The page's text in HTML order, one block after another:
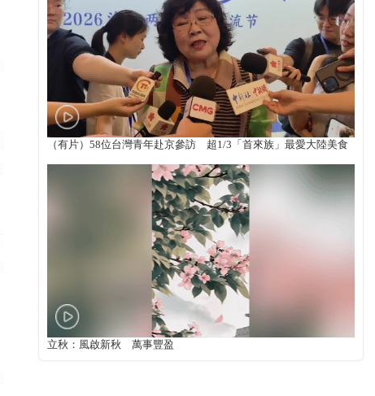
（有片）58位台灣青年赴京參訪 超1/3「首來族」最愛大陸美食
立秋：風啟新秋 萬事豐盈